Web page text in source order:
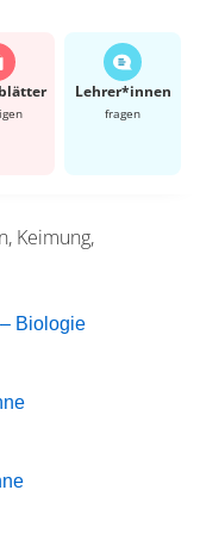
Lehrer*​innen
fragen
Keimung,
Biologie